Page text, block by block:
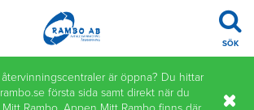
är öppna? Du hittar
första sida samt direkt när du
SÖK